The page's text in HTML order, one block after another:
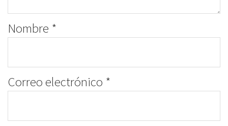
Nombre *
Correo electrónico *